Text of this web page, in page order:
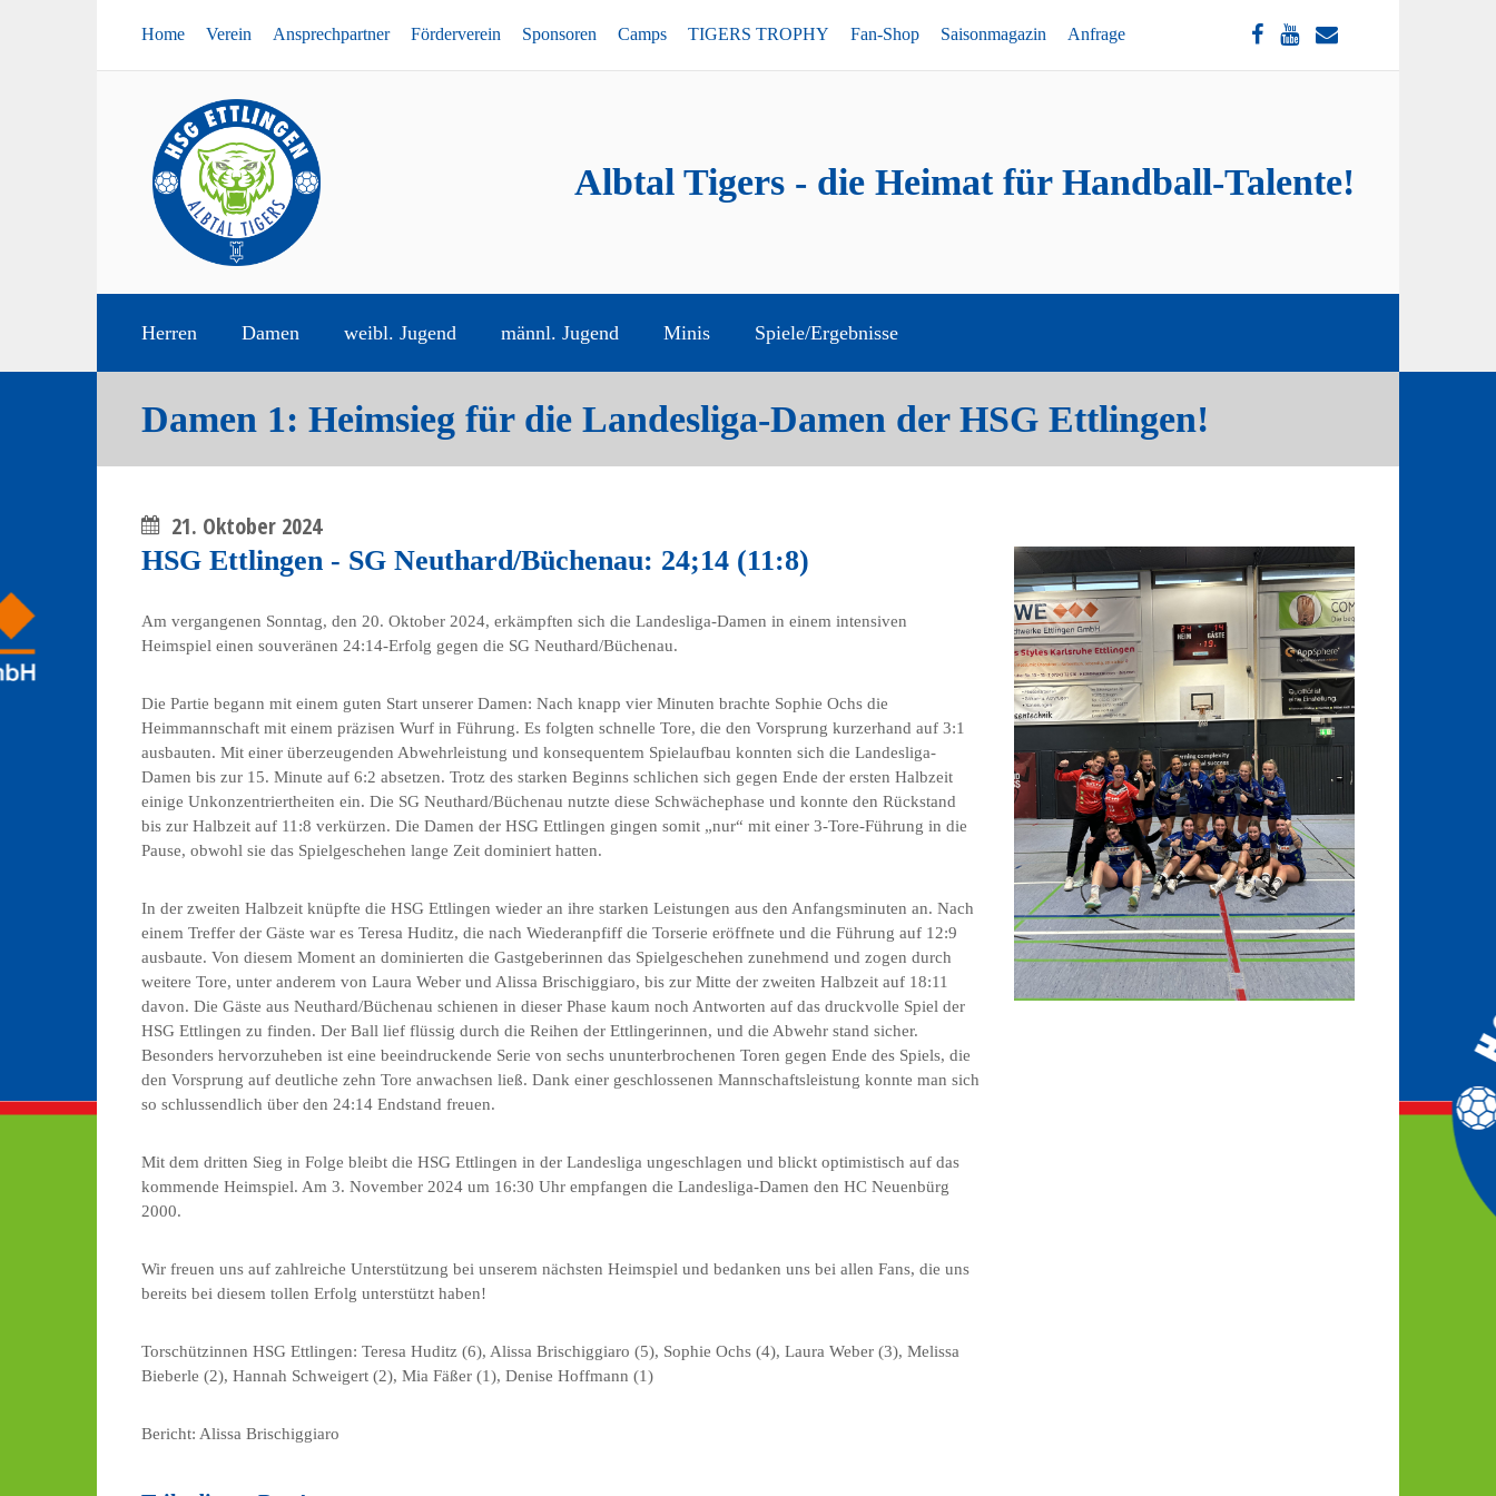
Home Verein Ansprechpartner Förderverein Sponsoren Camps TIGERS TROPHY Fan-Shop Saisonmagazin Anfrage
Albtal Tigers - die Heimat für Handball-Talente!
Herren Damen weibl. Jugend männl. Jugend Minis Spiele/Ergebnisse
Damen 1: Heimsieg für die Landesliga-Damen der HSG Ettlingen!
21. Oktober 2024
HSG Ettlingen - SG Neuthard/Büchenau: 24;14 (11:8)
Am vergangenen Sonntag, den 20. Oktober 2024, erkämpften sich die Landesliga-Damen in einem intensiven
Heimspiel einen souveränen 24:14-Erfolg gegen die SG Neuthard/Büchenau.
Die Partie begann mit einem guten Start unserer Damen: Nach knapp vier Minuten brachte Sophie Ochs die
Heimmannschaft mit einem präzisen Wurf in Führung. Es folgten schnelle Tore, die den Vorsprung kurzerhand auf 3:1
ausbauten. Mit einer überzeugenden Abwehrleistung und konsequentem Spielaufbau konnten sich die Landesliga-
Damen bis zur 15. Minute auf 6:2 absetzen. Trotz des starken Beginns schlichen sich gegen Ende der ersten Halbzeit
einige Unkonzentriertheiten ein. Die SG Neuthard/Büchenau nutzte diese Schwächephase und konnte den Rückstand
bis zur Halbzeit auf 11:8 verkürzen. Die Damen der HSG Ettlingen gingen somit „nur“ mit einer 3-Tore-Führung in die
Pause, obwohl sie das Spielgeschehen lange Zeit dominiert hatten.
In der zweiten Halbzeit knüpfte die HSG Ettlingen wieder an ihre starken Leistungen aus den Anfangsminuten an. Nach
einem Treffer der Gäste war es Teresa Huditz, die nach Wiederanpfiff die Torserie eröffnete und die Führung auf 12:9
ausbaute. Von diesem Moment an dominierten die Gastgeberinnen das Spielgeschehen zunehmend und zogen durch
weitere Tore, unter anderem von Laura Weber und Alissa Brischiggiaro, bis zur Mitte der zweiten Halbzeit auf 18:11
davon. Die Gäste aus Neuthard/Büchenau schienen in dieser Phase kaum noch Antworten auf das druckvolle Spiel der
HSG Ettlingen zu finden. Der Ball lief flüssig durch die Reihen der Ettlingerinnen, und die Abwehr stand sicher.
Besonders hervorzuheben ist eine beeindruckende Serie von sechs ununterbrochenen Toren gegen Ende des Spiels, die
den Vorsprung auf deutliche zehn Tore anwachsen ließ. Dank einer geschlossenen Mannschaftsleistung konnte man sich
so schlussendlich über den 24:14 Endstand freuen.
Mit dem dritten Sieg in Folge bleibt die HSG Ettlingen in der Landesliga ungeschlagen und blickt optimistisch auf das
kommende Heimspiel. Am 3. November 2024 um 16:30 Uhr empfangen die Landesliga-Damen den HC Neuenbürg
2000.
Wir freuen uns auf zahlreiche Unterstützung bei unserem nächsten Heimspiel und bedanken uns bei allen Fans, die uns
bereits bei diesem tollen Erfolg unterstützt haben!
Torschützinnen HSG Ettlingen: Teresa Huditz (6), Alissa Brischiggiaro (5), Sophie Ochs (4), Laura Weber (3), Melissa
Bieberle (2), Hannah Schweigert (2), Mia Fäßer (1), Denise Hoffmann (1)
Bericht: Alissa Brischiggiaro